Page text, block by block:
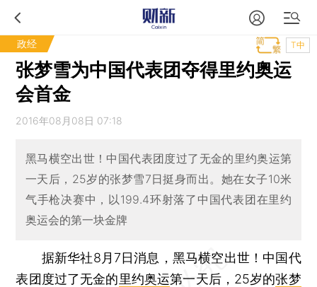
政经 T中
张梦雪为中国代表团夺得里约奥运
会首金
2016年08月08日 07:18
黑马横空出世！中国代表团度过了无金的里约奥运第
一天后，25岁的张梦雪7日挺身而出。她在女子10米
气手枪决赛中，以199.4环射落了中国代表团在里约
奥运会的第一块金牌
据新华社8月7日消息，黑马横空出世！中国代
表团度过了无金的里约奥运第一天后，25岁的张梦